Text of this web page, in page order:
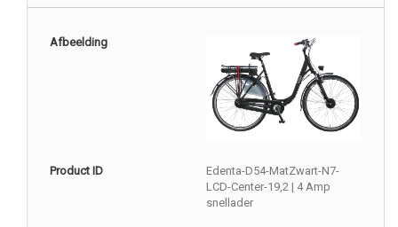
Afbeelding
Product ID
Edenta-D54-MatZwart-N7-
LCD-Center-19,2 | 4 Amp
snellader